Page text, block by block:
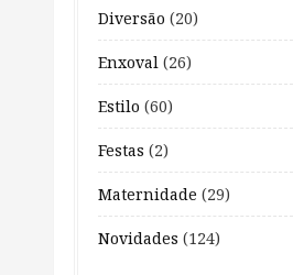
Diversão (20)
Enxoval (26)
Estilo (60)
Festas (2)
Maternidade (29)
Novidades (124)